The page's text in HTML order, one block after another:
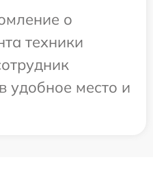
о
техники
удобное место и